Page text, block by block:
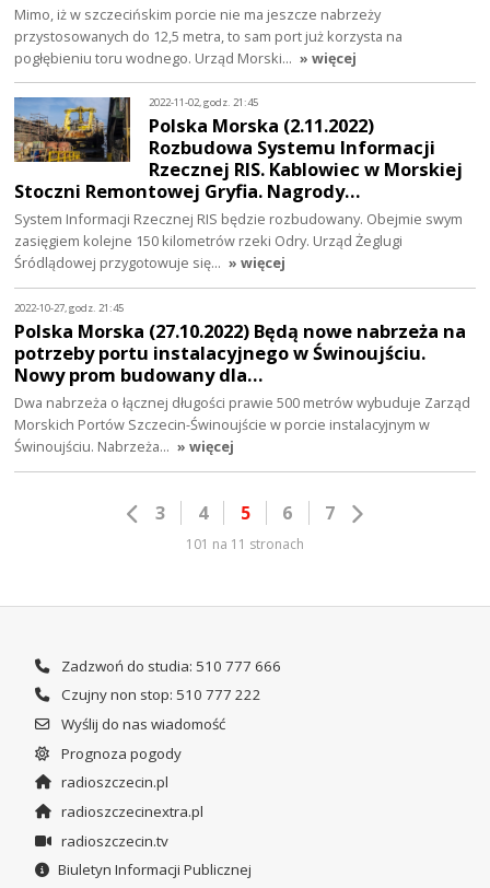
Mimo, iż w szczecińskim porcie nie ma jeszcze nabrzeży
przystosowanych do 12,5 metra, to sam port już korzysta na
pogłębieniu toru wodnego. Urząd Morski… » więcej
2022-11-02, godz. 21:45
Polska Morska (2.11.2022)
Rozbudowa Systemu Informacji
Rzecznej RIS. Kablowiec w Morskiej
Stoczni Remontowej Gryfia. Nagrody…
System Informacji Rzecznej RIS będzie rozbudowany. Obejmie swym
zasięgiem kolejne 150 kilometrów rzeki Odry. Urząd Żeglugi
Śródlądowej przygotowuje się… » więcej
2022-10-27, godz. 21:45
Polska Morska (27.10.2022) Będą nowe nabrzeża na
potrzeby portu instalacyjnego w Świnoujściu.
Nowy prom budowany dla…
Dwa nabrzeża o łącznej długości prawie 500 metrów wybuduje Zarząd
Morskich Portów Szczecin-Świnoujście w porcie instalacyjnym w
Świnoujściu. Nabrzeża… » więcej
3 4 5 6 7
101 na 11 stronach
Zadzwoń do studia: 510 777 666
Czujny non stop: 510 777 222
Wyślij do nas wiadomość
Prognoza pogody
radioszczecin.pl
radioszczecinextra.pl
radioszczecin.tv
Biuletyn Informacji Publicznej